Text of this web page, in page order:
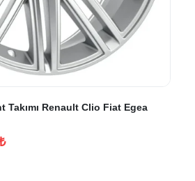
Takımı Renault Clio Fiat Egea